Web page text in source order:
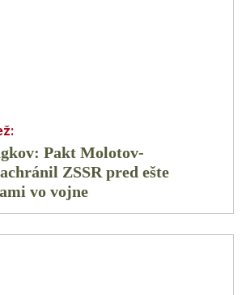
Pakt Molotov-
ZSSR pred ešte
vo vojne